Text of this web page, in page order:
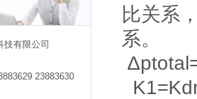
技有限公司
23883630
比关系
系。